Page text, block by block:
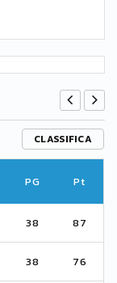
CLASSIFICA
PG Pt
38 87
38 76